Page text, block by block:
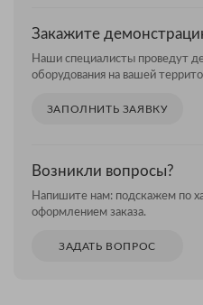
Закажите
Наши специалисты проведут
оборудования на вашей
ЗАПОЛНИТЬ ЗАЯВКУ
Возникли вопросы?
Напишите нам: подскажем по
оформлением заказа.
ЗАДАТЬ ВОПРОС